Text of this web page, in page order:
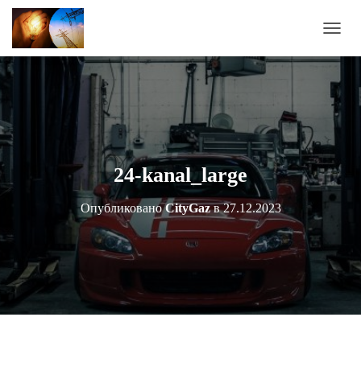
Е
Е
К
Л
Ч
И
Т
Ь
И
Г
И
24-kanal_large
ОпубликованоCityGazв27.12.2023